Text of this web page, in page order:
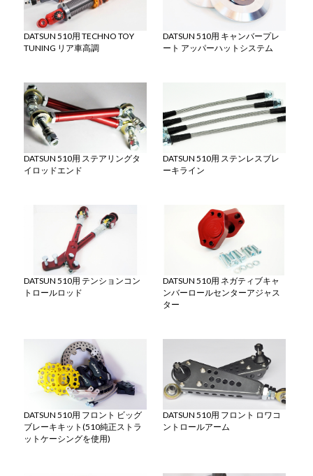
DATSUN 510用 TECHNO TOY
TUNING リア車高調
DATSUN 510用 キャンバープレ
ート アッパーハットシステム
DATSUN 510用 ステアリングタ
イロッドエンド
DATSUN 510用 ステンレスブレ
ーキライン
DATSUN 510用 テンションコン
トロールロッド
DATSUN 510用 ネガティブキャ
ンバーロールセンターアジャス
ター
DATSUN 510用 フロント ビッグ
ブレーキキット(510純正ストラ
ットケーシングを使用)
DATSUN 510用 フロント ロワコ
ントロールアーム